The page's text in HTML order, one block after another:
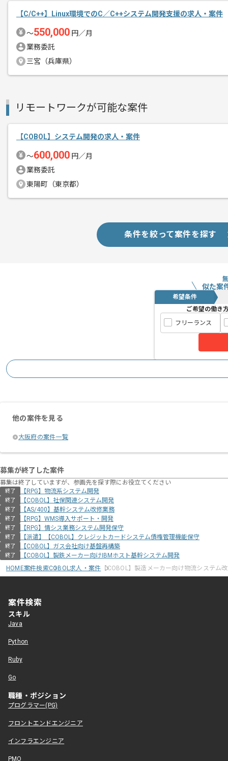
複数案件を保有している企業ですので、
【C/C++】Linux環境でのC／C++システム開発支援の求人・案件
〜550,000 円／月
業務委託
三宮（兵庫県）
リモートワークが可能な案件
【COBOL】システム開発の求人・案件
〜600,000 円／月
業務委託
東陽町（東京都）
条件を絞って案件を探す
似た案
希望条件
ご希望の働き
フリーランス
他の案件を見る
大阪府の案件一覧
募集が終了した案件
募集は終了していますが、参画先を探す際にお役立てください
終了 【RPG】物流系システム開発
終了 【COBOL】社保関連システム開発
終了 【AS/400】基幹システム改修業務
終了 【RPG】WMS導入サポート・開発
終了 【RPG】情シス業務システム開発保守
終了 【派遣】【COBOL】クレジットカードシステム債権管理機能保守
終了 【COBOL】ガス会社向け基盤再構築
終了
【COBOL】製鉄メーカー向けIBMホスト基幹システム開発
HOME案件検索COBOL求人・案件 【COBOL】製造メーカー向け物流システム
案件検索
スキル
Java
Python
Ruby
Go
職種・ポジション
プログラマー(PG)
フロントエンドエンジニア
インフラエンジニア
PMO